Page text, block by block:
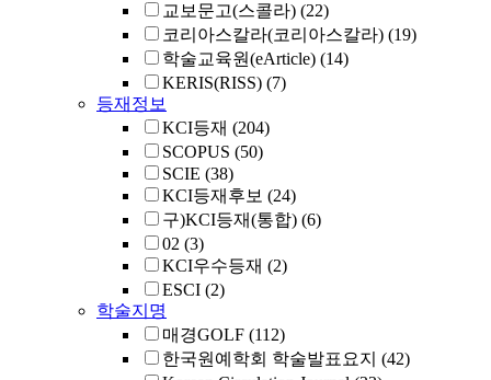
교보문고(스콜라) (22)
코리아스칼라(코리아스칼라) (19)
학술교육원(eArticle) (14)
KERIS(RISS) (7)
등재정보
KCI등재 (204)
SCOPUS (50)
SCIE (38)
KCI등재후보 (24)
구)KCI등재(통합) (6)
02 (3)
KCI우수등재 (2)
ESCI (2)
학술지명
매경GOLF (112)
한국원예학회 학술발표요지 (42)